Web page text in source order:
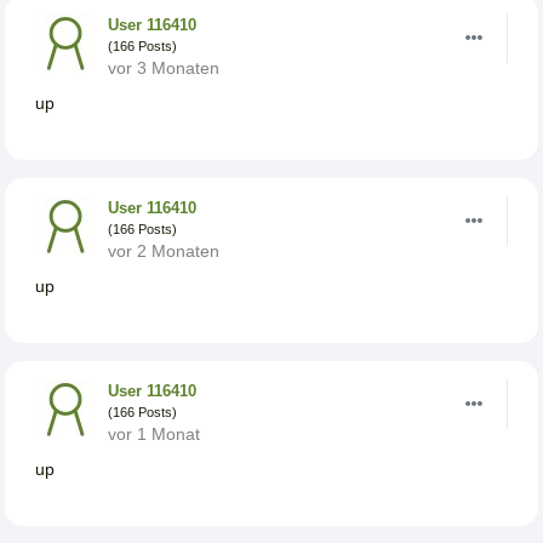
User 116410
(166 Posts)
vor 3 Monaten
up
User 116410
(166 Posts)
vor 2 Monaten
up
User 116410
(166 Posts)
vor 1 Monat
up